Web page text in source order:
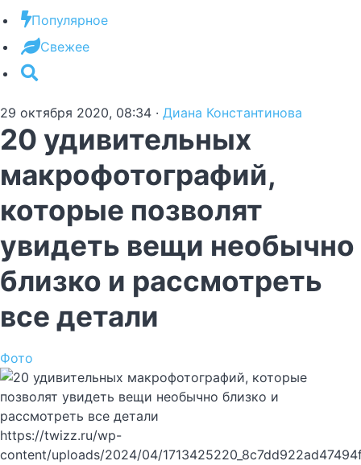
Популярное
Свежее
29 октября 2020, 08:34 · Диана Константинова
20 удивительных
макрофотографий,
которые позволят
увидеть вещи необычно
близко и рассмотреть
все детали
Фото
https://twizz.ru/wp-
content/uploads/2024/04/